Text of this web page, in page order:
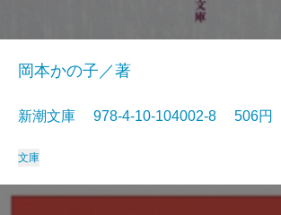
岡本かの子／著
新潮文庫 978-4-10-104002-8 506円
文庫